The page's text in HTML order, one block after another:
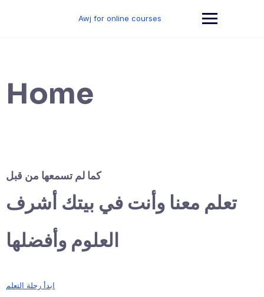
Awj for online courses
Home
كما لم تسمعها من قبل
تعلم معنا وأنت في بيتك أشرف
العلوم وأفضلها
ابدأ رحلة التعلم